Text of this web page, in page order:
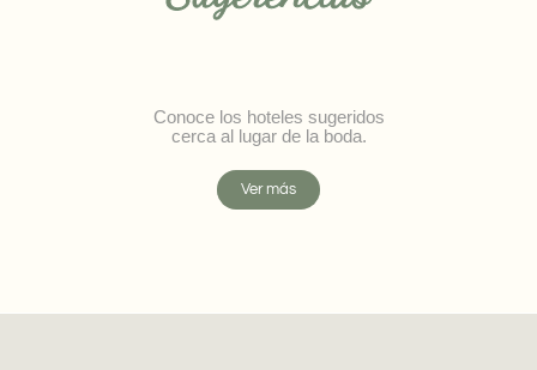
Conoce los hoteles sugeridos
cerca al lugar de la boda.
Ver más